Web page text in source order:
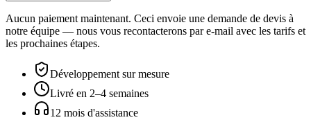
Aucun paiement maintenant. Ceci envoie une demande de devis à
notre équipe — nous vous recontacterons par e-mail avec les tarifs et
les prochaines étapes.
Développement sur mesure
Livré en 2–4 semaines
12 mois d'assistance